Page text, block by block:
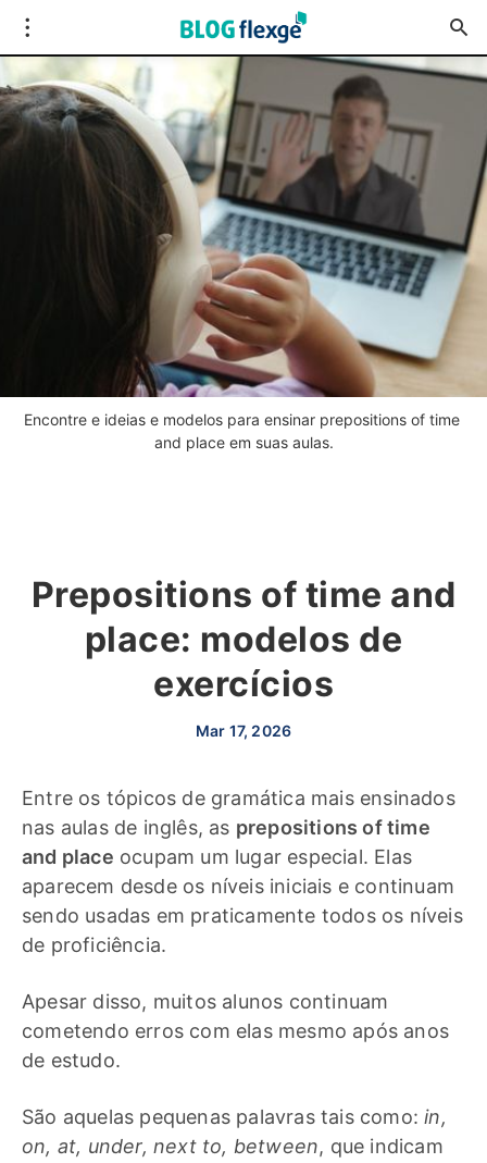
Encontre e ideias e modelos para ensinar prepositions of time
and place em suas aulas.
Prepositions of time and
place: modelos de
exercícios
Mar 17, 2026
Entre os tópicos de gramática mais ensinados
nas aulas de inglês, as prepositions of time
and place ocupam um lugar especial. Elas
aparecem desde os níveis iniciais e continuam
sendo usadas em praticamente todos os níveis
de proficiência.
Apesar disso, muitos alunos continuam
cometendo erros com elas mesmo após anos
de estudo.
São aquelas pequenas palavras tais como:in,
on, at, under, next to, between, que indicam